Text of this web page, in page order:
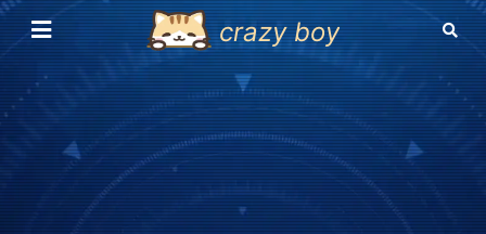
crazy boy